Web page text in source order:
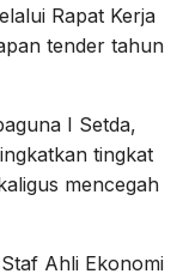
Rapat Kerja
tender tahun
I Setda,
tingkat
mencegah
Ahli Ekonomi